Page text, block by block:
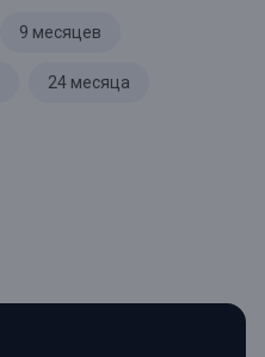
9 месяцев
24 месяца